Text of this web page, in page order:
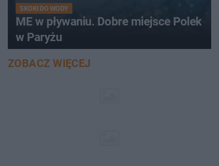
SKOKI DO WODY
ME w pływaniu. Dobre miejsce Polek
w Paryżu
ZOBACZ WIĘCEJ